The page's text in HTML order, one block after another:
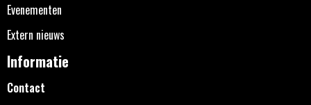
Evenementen
Extern nieuws
Informatie
Contact